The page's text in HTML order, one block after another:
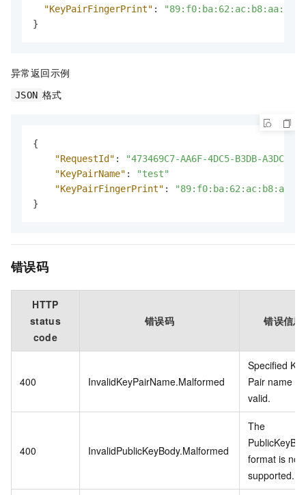
"KeyPairFingerPrint" :
}
异常返回示例
JSON 格式
{
"RequestId" :
"473469C7-AA6F-4DC5-B3DB-
"KeyPairName" :
"test"
"KeyPairFingerPrint" :
}
错误码
HTTP
status
code
错误码 错误信息
400 InvalidKeyPairName.Malformed
Specified Key
Pair name is
valid.
400 InvalidPublicKeyBody.Malformed
The
format is not
supported.